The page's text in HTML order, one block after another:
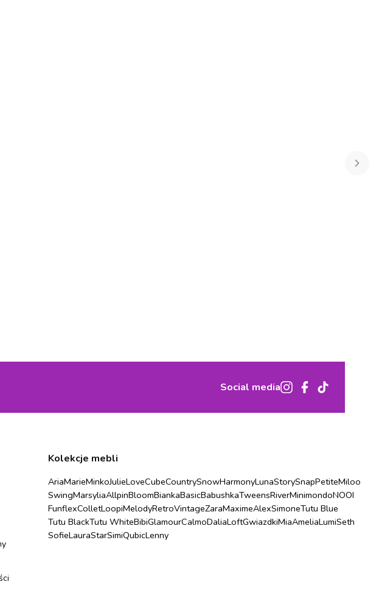
Social media
Kolekcje mebli
AriaMarieMinkoJulieLoveCubeCountrySnowHarmonyLunaStorySnapPetiteMiloo
SwingMarsyliaAllpinBloomBiankaBasicBabushkaTweensRiverMinimondoNOOI
FunflexColletLoopiMelodyRetroVintageZaraMaximeAlexSimoneTutu Blue
Tutu BlackTutu WhiteBibiGlamourCalmoDaliaLoftGwiazdkiMiaAmeliaLumiSeth
SofieLauraStarSimiQubicLenny